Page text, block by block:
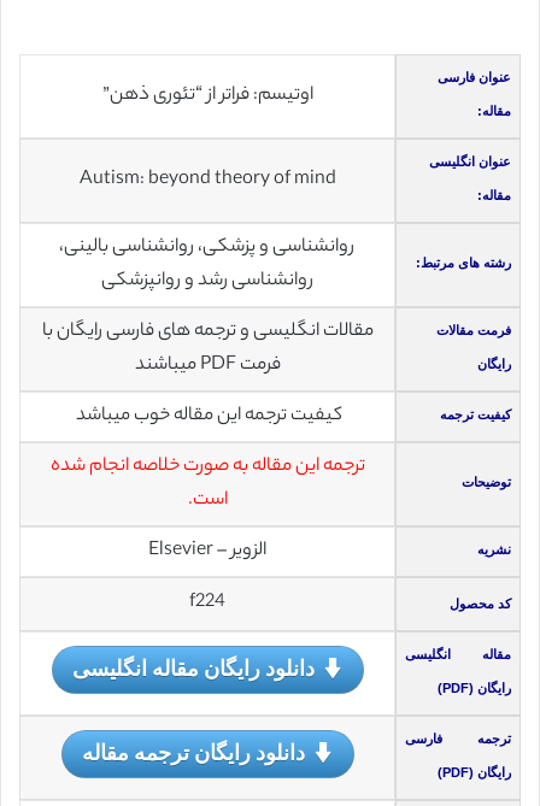
عنوان فارسی
مقاله: اوتیسم: فراتر از “تئوری ذهن”
عنوان انگلیسی
مقاله: Autism: beyond theory of mind
رشته های مرتبط:
روانشناسی و پزشکی، روانشناسی بالینی،
روانشناسی رشد و روانپزشکی
فرمت مقالات
رایگان
مقالات انگلیسی و ترجمه های فارسی رایگان با
فرمت PDF میباشند
کیفیت ترجمه کیفیت ترجمه این مقاله خوب میباشد
توضیحات
ترجمه این مقاله به صورت خلاصه انجام شده
است.
نشریه الزویر – Elsevier
کد محصول f224
مقاله انگلیسی
رایگان (PDF)
دانلود رایگان مقاله انگلیسی
ترجمه فارسی
رایگان (PDF)
دانلود رایگان ترجمه مقاله